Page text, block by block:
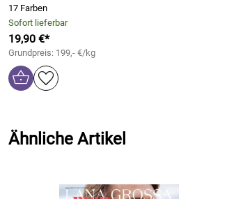
17 Farben
Sofort lieferbar
19,90 €*
Grundpreis: 199,- €/kg
Ähnliche Artikel